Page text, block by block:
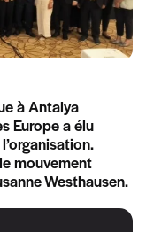
à Antalya
Europe a élu
mouvement
Westhausen.